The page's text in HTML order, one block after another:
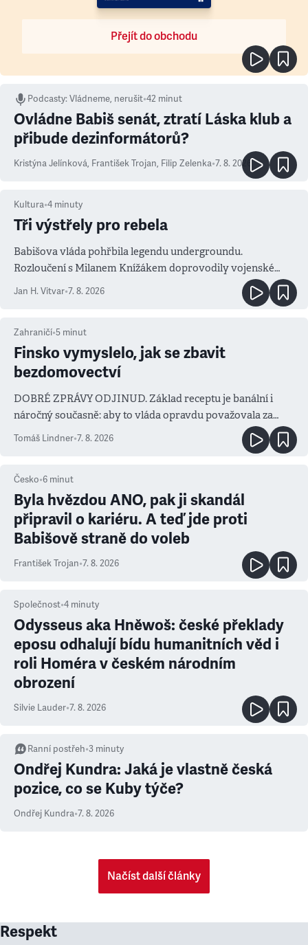
Přejít do obchodu
Podcasty:Vládneme, nerušit•42 minut
Ovládne Babiš senát, ztratí Láska klub a
přibude dezinformátorů?
Kristýna Jelínková, František Trojan, Filip Zelenka•7. 8. 2026
Kultura•4 minuty
Tři výstřely pro rebela
Babišova vláda pohřbila legendu undergroundu.
Rozloučení s Milanem Knížákem doprovodily vojenské
Jan H. Vitvar•7. 8. 2026
Zahraničí•5 minut
Finsko vymyslelo, jak se zbavit
bezdomovectví
DOBRÉ ZPRÁVY ODJINUD. Základ receptu je banální i
náročný současně: aby to vláda opravdu považovala za
Tomáš Lindner•7. 8. 2026
Česko•6 minut
Byla hvězdou ANO, pak ji skandál
připravil o kariéru. A teď jde proti
Babišově straně do voleb
František Trojan•7. 8. 2026
Společnost•4 minuty
Odysseus aka Hněwoš: české překlady
eposu odhalují bídu humanitních věd i
roli Homéra v českém národním
obrození
Silvie Lauder•7. 8. 2026
Ranní postřeh•3 minuty
Ondřej Kundra: Jaká je vlastně česká
pozice, co se Kuby týče?
Ondřej Kundra•7. 8. 2026
Načíst další články
Respekt